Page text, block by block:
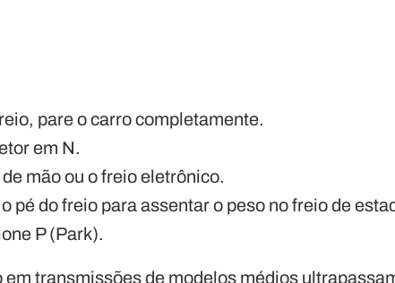
pare o carro completamente.
em N.
mão ou o freio eletrônico.
pé do freio para assentar o peso no freio de
P (Park).
em transmissões de modelos médios